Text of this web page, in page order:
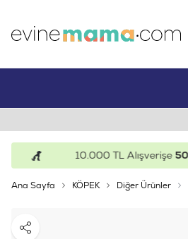
10.000 TL Alışverişe500 TL
Ana Sayfa KÖPEK Diğer Ürünler
Paylaş